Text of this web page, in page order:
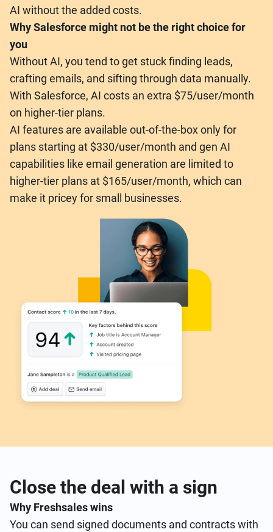
AI without the added costs.
Why Salesforce might not be the right choice for
you
Without AI, you tend to get stuck finding leads,
crafting emails, and sifting through data manually.
With Salesforce, AI costs an extra $75/user/month
on higher-tier plans.
AI features are available out-of-the-box only for
plans starting at $330/user/month and gen AI
capabilities like email generation are limited to
higher-tier plans at $165/user/month, which can
make it pricey for small businesses.
Close the deal with a sign
Why Freshsales wins
You can send signed documents and contracts with